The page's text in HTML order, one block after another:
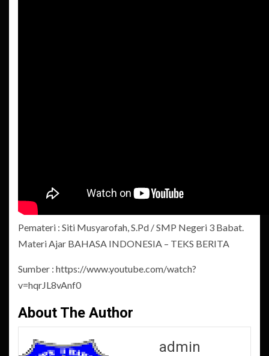
Pemateri : Siti Musyarofah, S.Pd / SMP Negeri 3 Babat.
Materi Ajar BAHASA INDONESIA – TEKS BERITA
Sumber : https://www.youtube.com/watch?
v=hqrJL8vAnf0
About The Author
admin